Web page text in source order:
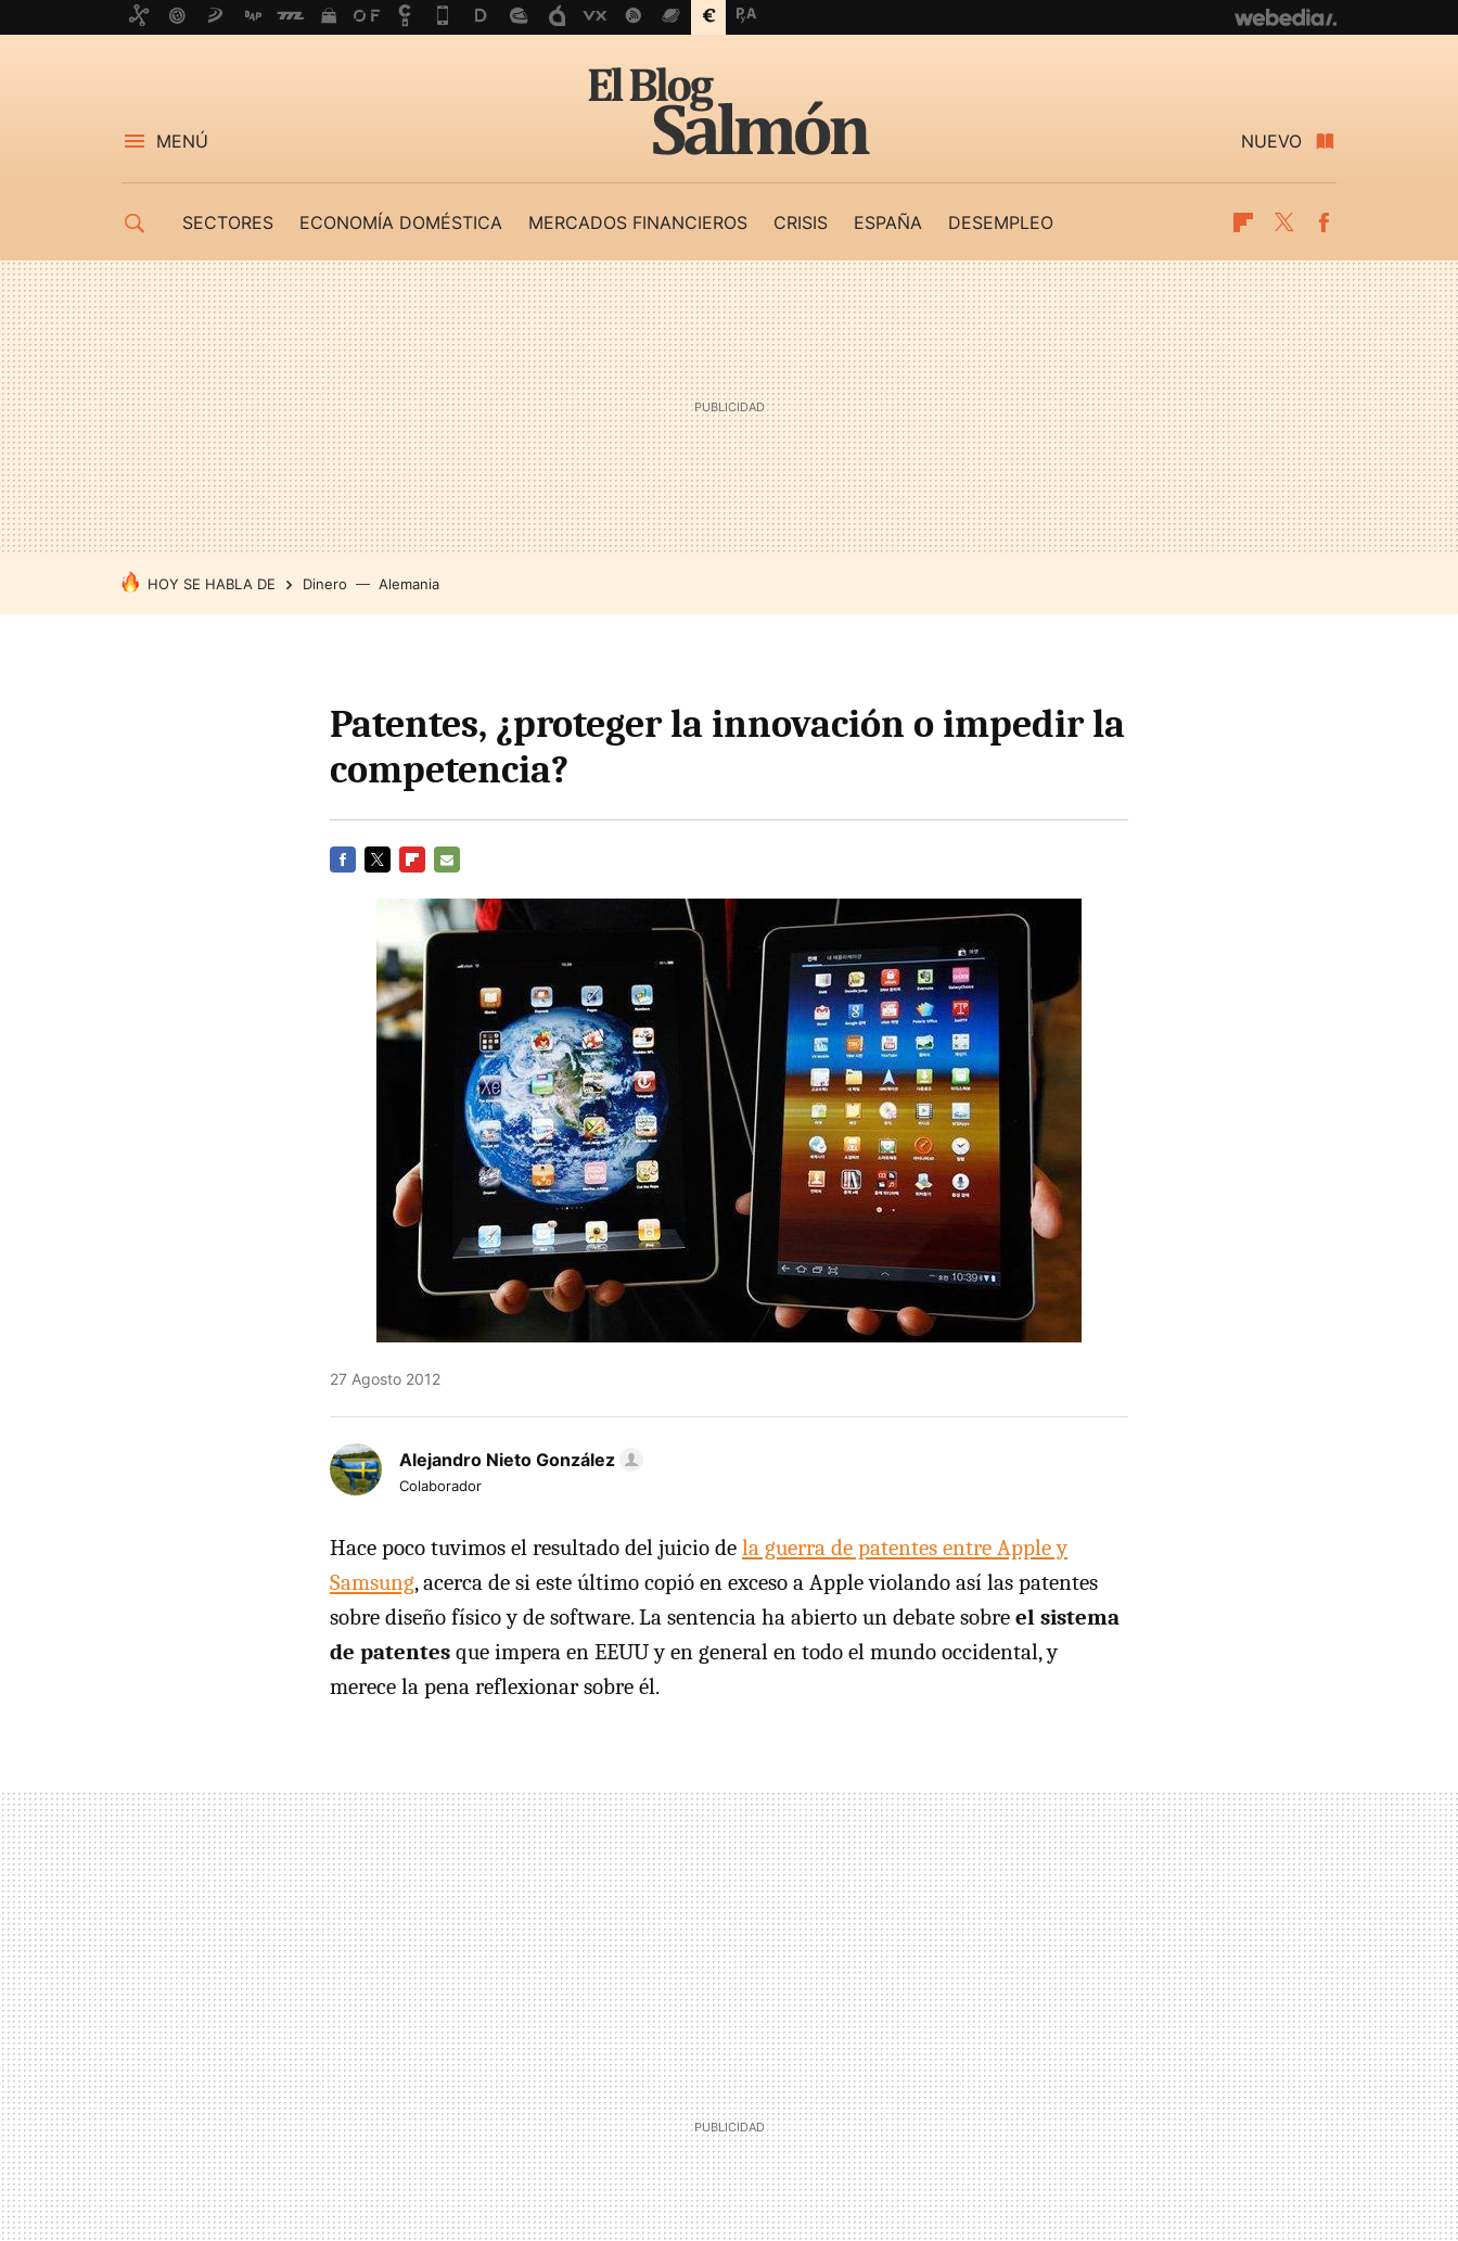
MENÚ NUEVO
SECTORES ECONOMÍA DOMÉSTICA MERCADOS FINANCIEROS CRISIS ESPAÑA DESEMPLEO Flipboard
Twitter
HOY SE HABLA DE Dinero Alemania
Patentes, ¿proteger la innovación o impedir la
competencia?
MAIL
27 Agosto 2012
Alejandro Nieto González
Colaborador
Hace poco tuvimos el resultado del juicio de la guerra de patentes entre Apple y
Samsung, acerca de si este último copió en exceso a Apple violando así las patentes
sobre diseño físico y de software. La sentencia ha abierto un debate sobre el sistema
de patentes que impera en EEUUy en general en todo el mundo occidental, y
merece la pena reflexionar sobre él.